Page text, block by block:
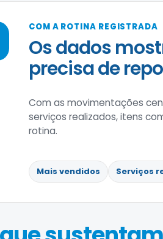
COM A ROTINA REGISTRADA
Os dados
precisa de
Com as movimentações
serviços realizados, itens
rotina.
Mais vendidos Serviços